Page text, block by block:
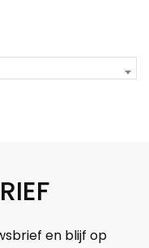
en blijf op